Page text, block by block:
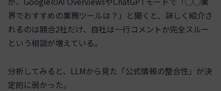
界でおすすめの業務ツールは？」と聞くと、詳しく紹介さ
れるのは競合2社だけ、自社は一行コメントか完全スルー
という相談が増えている。
分析してみると、LLMから見た「公式情報の整合性」が決
定的に弱かった。